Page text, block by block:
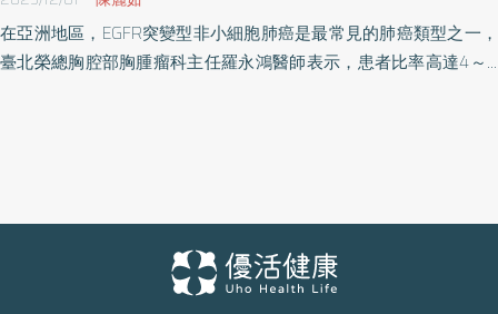
在亞洲地區，EGFR突變型非小細胞肺癌是最常見的肺癌類型之一，
臺北榮總胸腔部胸腫瘤科主任羅永鴻醫師表示，患者比率高達4～6
悶等症狀，對病情的初期穩定性有顯著貢獻。不過他也說，即便藥
物有效，癌細胞仍會尋找新的增生路徑，導致抗藥性出現；一旦第